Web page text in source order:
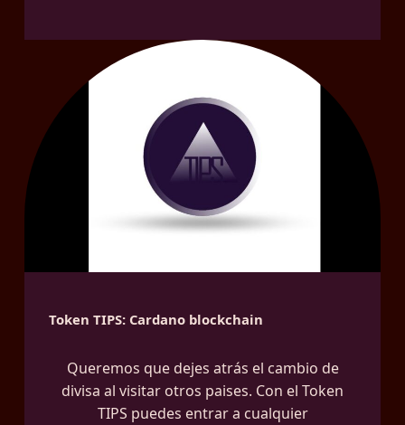
Token TIPS: Cardano blockchain
Queremos que dejes atrás el cambio de
divisa al visitar otros paises. Con el Token
TIPS puedes entrar a cualquier